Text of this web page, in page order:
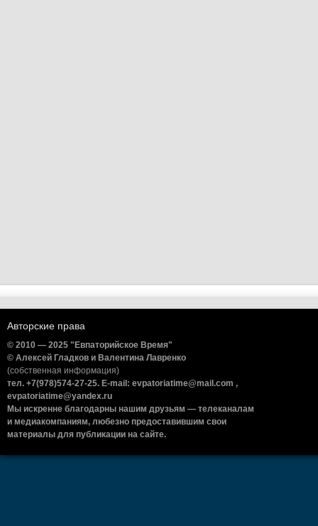
Авторские права
© 2010 — 2025 "Евпаторийское Время"
© Алексей Гладков и Валентина Лавренко
(собственная информация)
тел. +7(978)574-27-25. E-mail: evpatoriatime@mail.com ,
evpatoriatime@yandex.ru
Мы искренне благодарны нашим друзьям — телеканалам
и медиакомпаниям, любезно предоставившим свои
материалы для публикации на сайте.